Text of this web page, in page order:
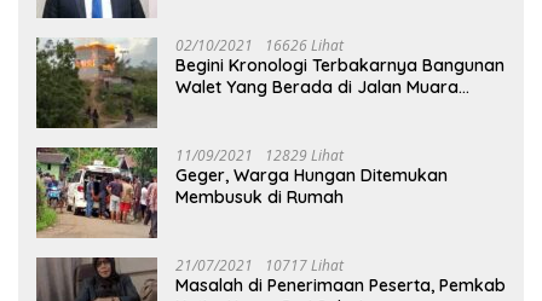
02/10/2021 16626 Lihat
Begini Kronologi Terbakarnya Bangunan
Walet Yang Berada di Jalan Muara
11/09/2021 12829 Lihat
Geger, Warga Hungan Ditemukan
Membusuk di Rumah
21/07/2021 10717 Lihat
Masalah di Penerimaan Peserta, Pemkab